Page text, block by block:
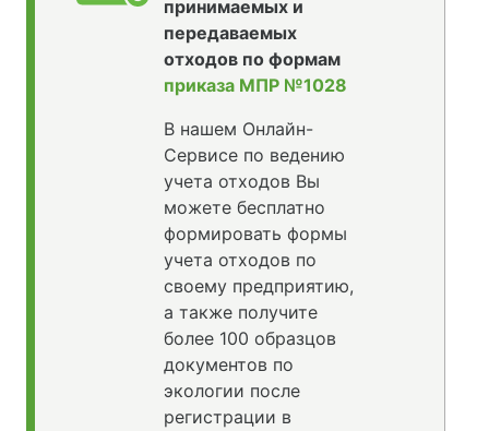
принимаемых и
передаваемых
отходов по формам
приказа МПР №1028
В нашем Онлайн-
Сервисе по ведению
учета отходов Вы
можете бесплатно
формировать формы
учета отходов по
своему предприятию,
а также получите
более 100 образцов
документов по
экологии после
регистрации в